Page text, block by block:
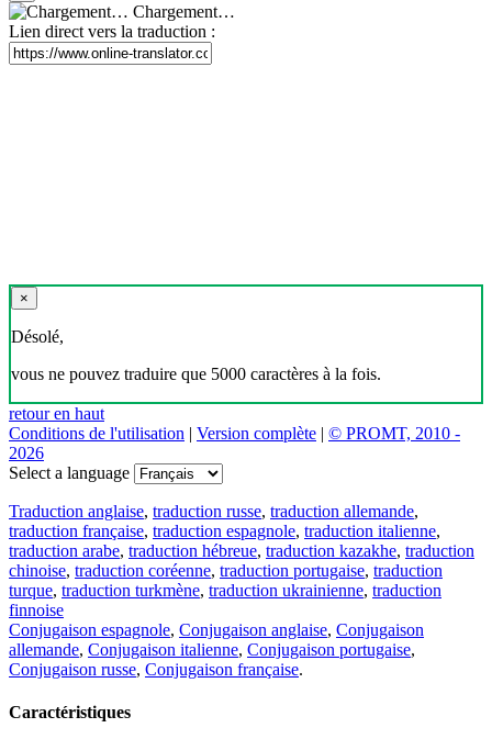
Chargement…
Lien direct vers la traduction :
×
Désolé,
vous ne pouvez traduire que 5000 caractères à la fois.
retour en haut
Conditions de l'utilisation | Version complète | © PROMT, 2010 -
2026
Select a language
Traduction anglaise, traduction russe, traduction allemande,
traduction française, traduction espagnole, traduction italienne,
traduction arabe, traduction hébreue, traduction kazakhe, traduction
chinoise, traduction coréenne, traduction portugaise, traduction
turque, traduction turkmène, traduction ukrainienne, traduction
finnoise
Conjugaison espagnole, Conjugaison anglaise, Conjugaison
allemande, Conjugaison italienne, Conjugaison portugaise,
Conjugaison russe, Conjugaison française.
Caractéristiques